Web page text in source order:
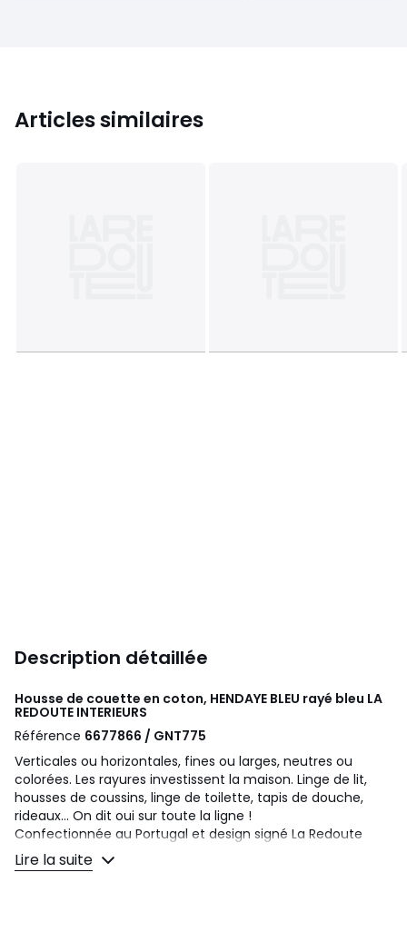
Articles similaires
Description détaillée
Housse de couette en coton, HENDAYE BLEU rayé bleu LA
REDOUTE INTERIEURS
Référence 6677866 / GNT775
Verticales ou horizontales, fines ou larges, neutres ou
colorées. Les rayures investissent la maison. Linge de lit,
housses de coussins, linge de toilette, tapis de douche,
rideaux... On dit oui sur toute la ligne !
Confectionnée au Portugal et design signé La Redoute
Intérieurs.
Lire la suite